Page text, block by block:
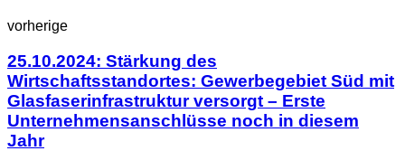
vorherige
25.10.2024: Stärkung des
Wirtschaftsstandortes: Gewerbegebiet Süd mit
Glasfaserinfrastruktur versorgt – Erste
Unternehmensanschlüsse noch in diesem
Jahr